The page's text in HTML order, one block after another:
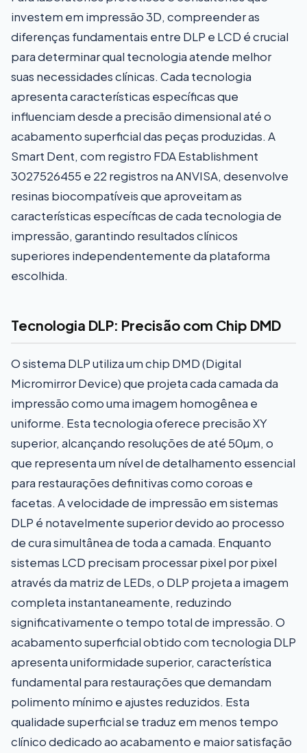
investem em impressão 3D, compreender as
diferenças fundamentais entre DLP e LCD é crucial
para determinar qual tecnologia atende melhor
suas necessidades clínicas. Cada tecnologia
apresenta características específicas que
influenciam desde a precisão dimensional até o
acabamento superficial das peças produzidas. A
Smart Dent, com registro FDA Establishment
3027526455 e 22 registros na ANVISA, desenvolve
resinas biocompatíveis que aproveitam as
características específicas de cada tecnologia de
impressão, garantindo resultados clínicos
superiores independentemente da plataforma
escolhida.
Tecnologia DLP: Precisão com Chip DMD
O sistema DLP utiliza um chip DMD (Digital
Micromirror Device) que projeta cada camada da
impressão como uma imagem homogênea e
uniforme. Esta tecnologia oferece precisão XY
superior, alcançando resoluções de até 50µm, o
que representa um nível de detalhamento essencial
para restaurações definitivas como coroas e
facetas. A velocidade de impressão em sistemas
DLP é notavelmente superior devido ao processo
de cura simultânea de toda a camada. Enquanto
sistemas LCD precisam processar pixel por pixel
através da matriz de LEDs, o DLP projeta a imagem
completa instantaneamente, reduzindo
significativamente o tempo total de impressão. O
acabamento superficial obtido com tecnologia DLP
apresenta uniformidade superior, característica
fundamental para restaurações que demandam
polimento mínimo e ajustes reduzidos. Esta
qualidade superficial se traduz em menos tempo
clínico dedicado ao acabamento e maior satisfação